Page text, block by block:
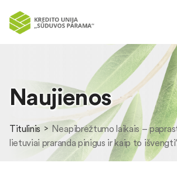
Naujienos
Titulinis
Neapibrėžtumo laikais –
lietuviai praranda pinigus ir kaip to